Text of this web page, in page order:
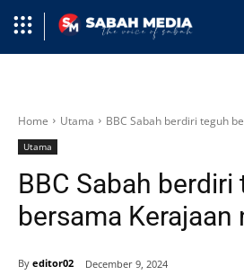
Home Utama BBC Sabah berdiri teguh
Utama
BBC Sabah berdiri
bersama Kerajaan
By editor02 December 9, 2024